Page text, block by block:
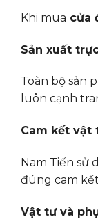
Khi mua cửa
Sản xuất
Toàn bộ sản
luôn cạnh
Cam kết vật
Nam Tiến sử
đúng cam
Vật tư và